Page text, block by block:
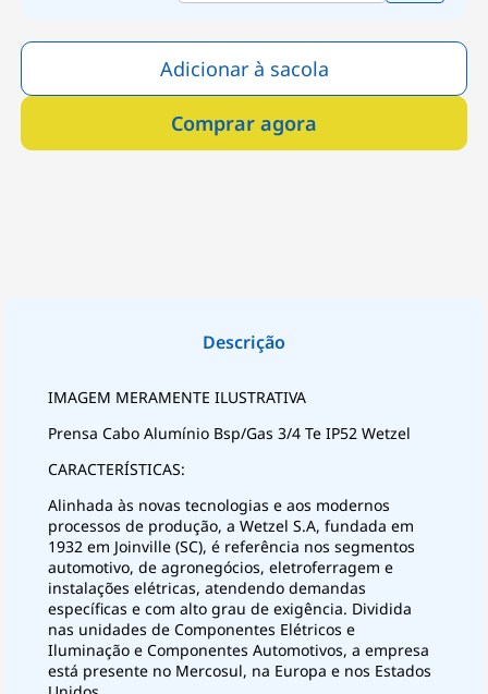
Adicionar à sacola
Comprar agora
IMAGEM MERAMENTE ILUSTRATIVA
Prensa Cabo Alumínio Bsp/Gas 3/4 Te IP52 Wetzel
CARACTERÍSTICAS:
Alinhada às novas tecnologias e aos modernos
processos de produção, a Wetzel S.A, fundada em
1932 em Joinville (SC), é referência nos segmentos
automotivo, de agronegócios, eletroferragem e
instalações elétricas, atendendo demandas
específicas e com alto grau de exigência. Dividida
nas unidades de Componentes Elétricos e
Iluminação e Componentes Automotivos, a empresa
está presente no Mercosul, na Europa e nos Estados